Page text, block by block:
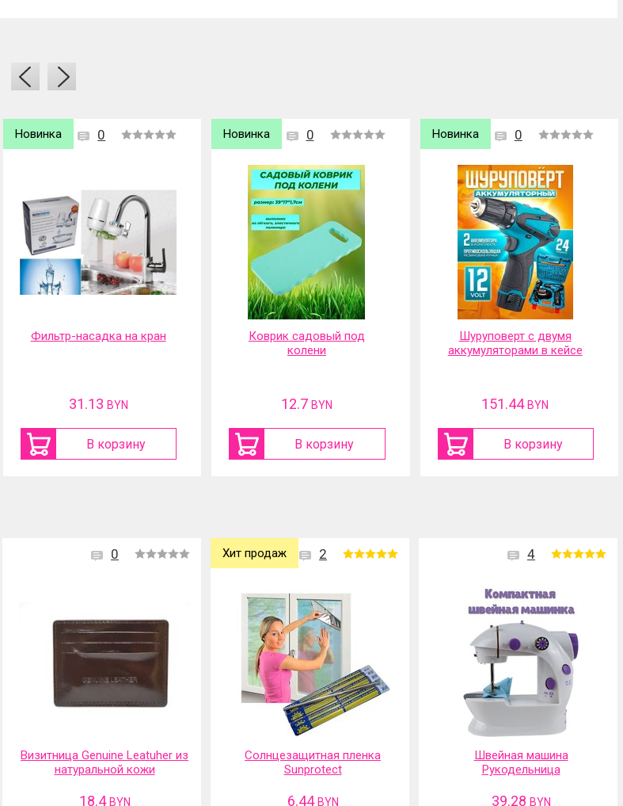
0
Новинка
Коврик садовый под
12.7BYN
В корзину
0
Новинка
Шуруповерт с двумя
аккумуляторами в кейсе
151.44BYN
В корзину
0
Хит продаж
Новинка
Портативная
аккумуляторная мойка
117.01 BYN
В корзину
0
Визитница Genuine Leatuher из
натуральной кожи
18.4 BYN
2
Хит продаж
Солнцезащитная пленка
Sunprotect
6.44 BYN
4
Швейная машина
Рукодельница
39.28 BYN